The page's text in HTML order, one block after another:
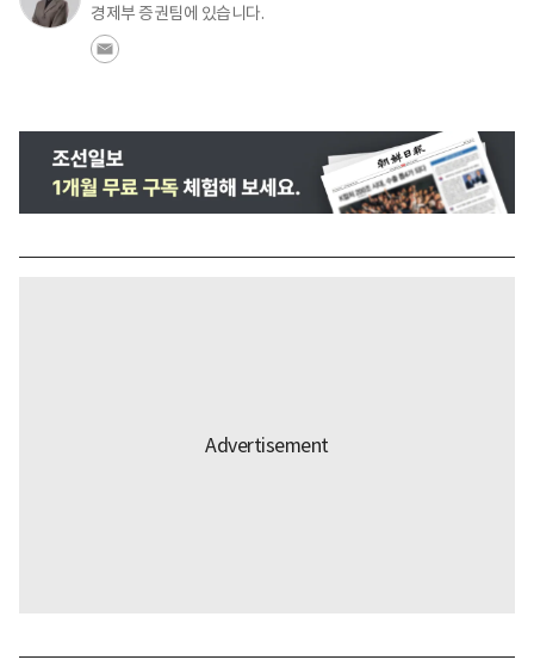
경제부 증권팀에 있습니다.